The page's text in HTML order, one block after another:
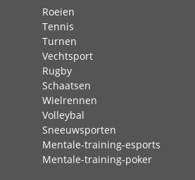
Roeien
Tennis
Turnen
Vechtsport
Rugby
Schaatsen
Wielrennen
Volleybal
Sneeuwsporten
Mentale-training-esports
Mentale-training-poker